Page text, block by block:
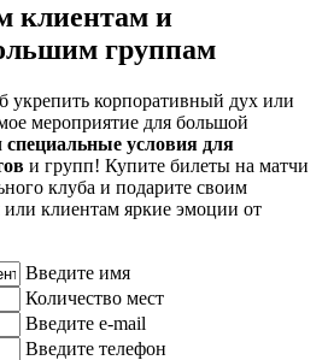
клиентам и
группам
укрепить корпоративный дух или
мероприятие для большой
специальные условия для
и групп! Купите билеты на матчи
клуба и подарите своим
клиентам яркие эмоции от
Введите имя
Количество мест
Введите e-mail
Введите телефон